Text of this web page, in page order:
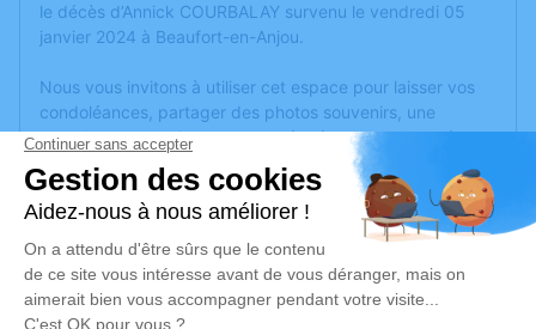
le décès d’Annick COURBALAY survenu le vendredi 05
janvier 2024 à Beaufort-en-Anjou.
Nous vous invitons à utiliser cet espace pour laisser vos
condoléances, partager des photos souvenirs, une
anecdote ou exprimer vos pensées à travers des poèmes
ou des textes. Cet endroit est un lieu d'expression dédié à
honorer la mémoire d’Annick COURBALAY.
Un service de plantation d’arbre hommage estdisponible